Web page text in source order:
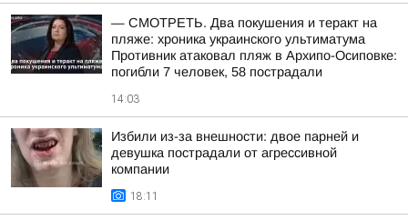
— СМОТРЕТЬ. Два покушения и теракт на
пляже: хроника украинского ультиматума
Противник атаковал пляж в Архипо-Осиповке:
погибли 7 человек, 58 пострадали
14:03
Избили из-за внешности: двое парней и
девушка пострадали от агрессивной
компании
18:11